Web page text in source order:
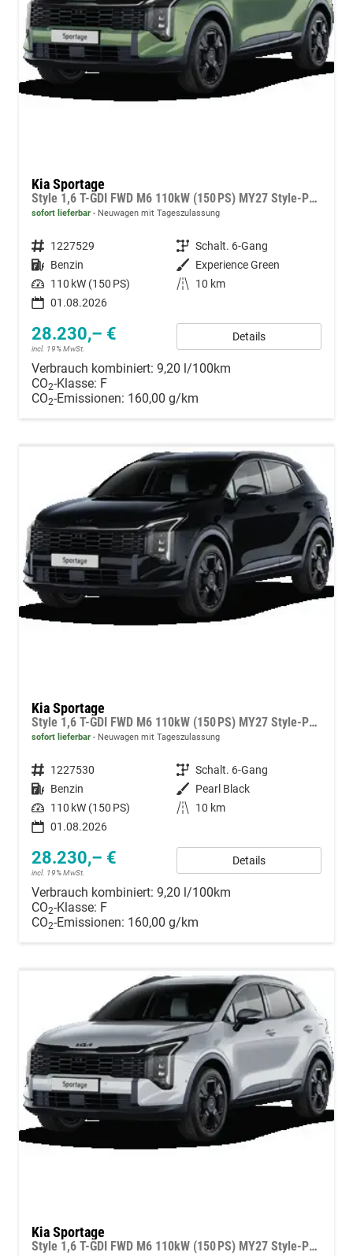
Kia Sportage
Style 1,6 T-GDI FWD M6 110kW (150 PS) MY27 Style-Paket, 2-Zonen-Klimaautomatik, Sitz-/Lenkradheizung, Regensensor, Navi, DAB, Apple CarPlay/Android Auto, Rückfahrkamera, Parksensoren vorn/hinten, Full-LED, 17 Zoll LM, uvm.
sofort lieferbar Neuwagen mit Tageszulassung
Fahrzeugnummer 1227529 Getriebe Schalt. 6-Gang
Kraftstoff Benzin Außenfarbe Experience Green
Leistung 110 kW (150 PS) Kilometerstand
10 km
01.08.2026
28.230,– €
incl. 19% MwSt.
Details
Verbrauch kombiniert: 9,20 l/100km
CO2-Klasse: F
CO2-Emissionen: 160,00 g/km
Kia Sportage
Style 1,6 T-GDI FWD M6 110kW (150 PS) MY27 Style-Paket, 2-Zonen-Klimaautomatik, Sitz-/Lenkradheizung, Regensensor, Navi, DAB, Apple CarPlay/Android Auto, Rückfahrkamera, Parksensoren vorn/hinten, Full-LED, 17 Zoll LM, uvm.
sofort lieferbar Neuwagen mit Tageszulassung
Fahrzeugnummer 1227530 Getriebe Schalt. 6-Gang
Kraftstoff Benzin Außenfarbe Pearl Black
Leistung 110 kW (150 PS) Kilometerstand
10 km
01.08.2026
28.230,– €
incl. 19% MwSt.
Details
Verbrauch kombiniert: 9,20 l/100km
CO2-Klasse: F
CO2-Emissionen: 160,00 g/km
Kia Sportage
Style 1,6 T-GDI FWD M6 110kW (150 PS) MY27 Style-Paket, 2-Zonen-Klimaautomatik, Sitz-/Lenkradheizung, Regensensor, Navi, DAB, Apple CarPlay/Android Auto, Rückfahrkamera, Parksensoren vorn/hinten, Full-LED, 17 Zoll LM, uvm.